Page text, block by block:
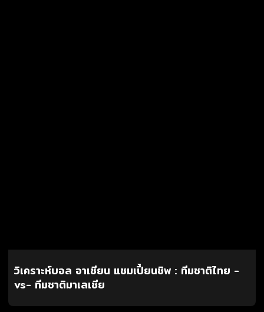
วิเคราะห์บอล อาเซียน แชมเปี้ยนชิพ : ทีมชาติไทย -
vs- ทีมชาติมาเลเซีย